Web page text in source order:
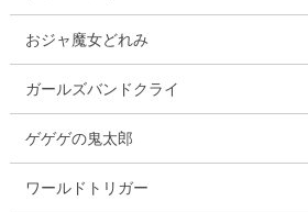
おジャ魔女どれみ
ガールズバンドクライ
ゲゲゲの鬼太郎
ワールドトリガー